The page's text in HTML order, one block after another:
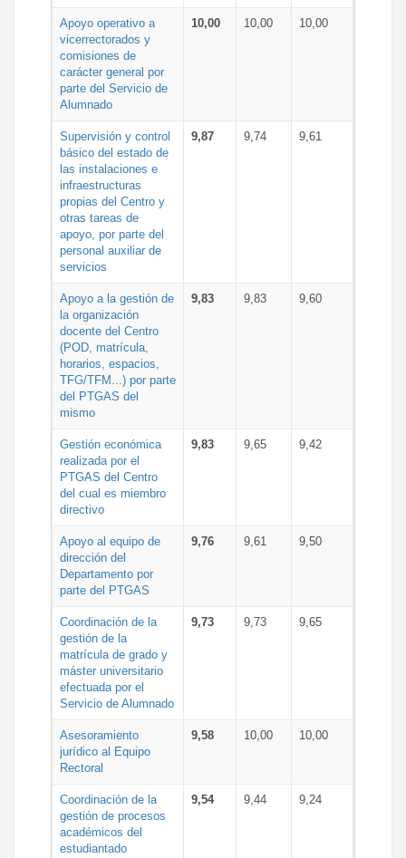
Apoyo operativo a
vicerrectorados y
comisiones de
carácter general por
parte del Servicio de
Alumnado
10,00 10,00 10,00
Supervisión y control
básico del estado de
las instalaciones e
infraestructuras
propias del Centro y
otras tareas de
apoyo, por parte del
personal auxiliar de
servicios
9,87 9,74 9,61
Apoyo a la gestión de
la organización
docente del Centro
(POD, matrícula,
horarios, espacios,
TFG/TFM...) por parte
del PTGAS del
mismo
9,83 9,83 9,60
Gestión económica
realizada por el
PTGAS del Centro
del cual es miembro
directivo
9,83 9,65 9,42
Apoyo al equipo de
dirección del
Departamento por
parte del PTGAS
9,76 9,61 9,50
Coordinación de la
gestión de la
matrícula de grado y
máster universitario
efectuada por el
Servicio de Alumnado
9,73 9,73 9,65
Asesoramiento
jurídico al Equipo
Rectoral
9,58 10,00 10,00
Coordinación de la
gestión de procesos
académicos del
estudiantado
9,54 9,44 9,24